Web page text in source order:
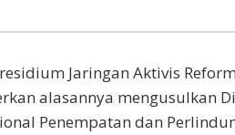
Jaringan Aktivis
alasannya mengusulkan
Penempatan dan